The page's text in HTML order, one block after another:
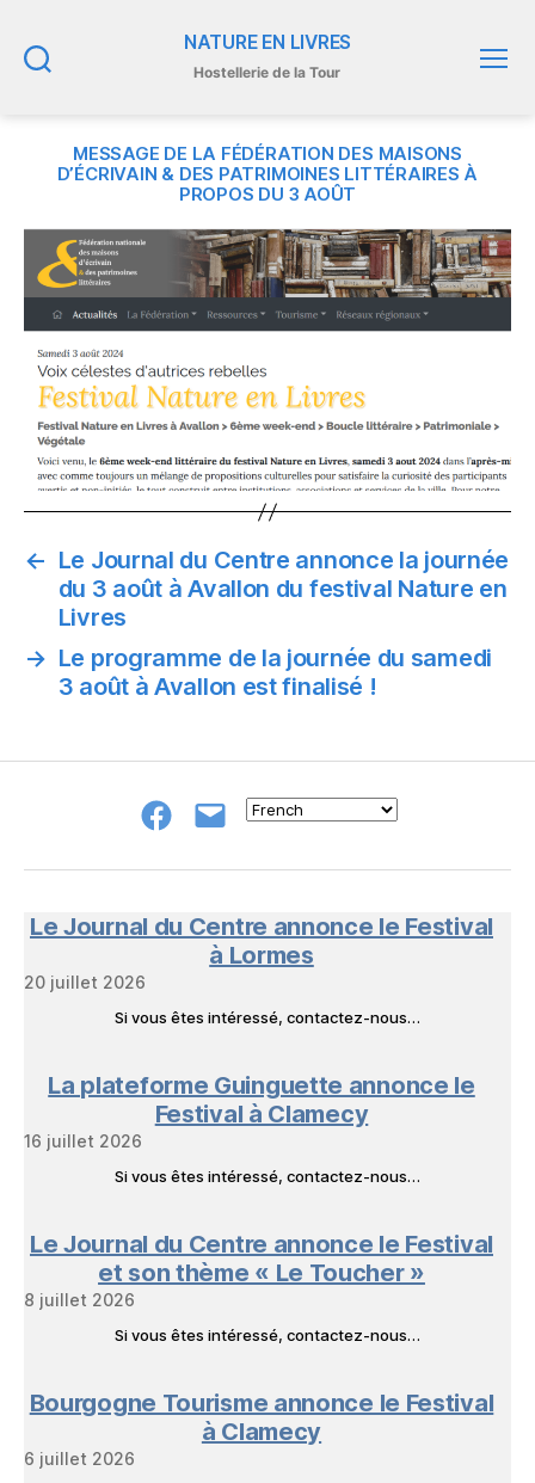
NATURE EN LIVRES
Hostellerie de la Tour
MESSAGE DE LA FÉDÉRATION DES MAISONS
D’ÉCRIVAIN & DES PATRIMOINES LITTÉRAIRES À
PROPOS DU 3 AOÛT
← Le Journal du Centre annonce la journée
du 3 août à Avallon du festival Nature en
Livres
→ Le programme de la journée du samedi
3 août à Avallon est finalisé !
Groupe
NeL
E-
à
Livres
Le Journal du Centre annonce le Festival
à Lormes
20 juillet 2026
Si vous êtes intéressé, contactez-nous…
La plateforme Guinguette annonce le
Festival à Clamecy
16 juillet 2026
Si vous êtes intéressé, contactez-nous…
Le Journal du Centre annonce le Festival
et son thème « Le Toucher »
8 juillet 2026
Si vous êtes intéressé, contactez-nous…
Bourgogne Tourisme annonce le Festival
à Clamecy
6 juillet 2026